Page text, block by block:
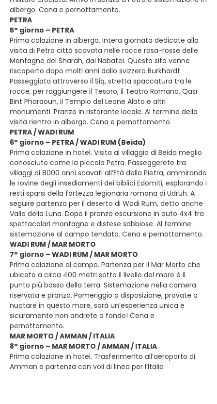
albergo. Cena e pernottamento.
PETRA
5° giorno – PETRA
Prima colazione in albergo. Intera giornata dedicate alla
visita di Petra città scavata nelle rocce rosa-rosse delle
Montagne del Sharah, dai Nabatei. Questo sito venne
riscoperto dopo molti anni dallo svizzero Burkhardt.
Passeggiata attraverso il Siq, stretta spaccatura tra le
rocce, per raggiungere il Tesoro, il Teatro Romano, Qasr
Bint Pharaoun, il Tempio del Leone Alato e altri
monumenti. Pranzo in ristorante locale. Al termine della
visita rientro in albergo. Cena e pernottamento
PETRA / WADI RUM
6° giorno – PETRA / WADI RUM (Beida)
Prima colazione in hotel. Visita al villaggio di Beida meglio
conosciuto come la piccola Petra. Passeggerete tra
villaggi di 8000 anni scavati all’Età della Pietra, ammirando
le rovine degli insediamenti dei biblici Edomiti, esplorando i
resti sparsi della fortezza legionaria romana di Udruh. A
seguire partenza per il deserto di Wadi Rum, detto anche
Valle della Luna. Dopo il pranzo escursione in auto 4x4 tra
spettacolari montagne e distese sabbiose. Al termine
sistemazione al campo tendato. Cena e pernottamento.
WADI RUM / MAR MORTO
7° giorno – WADI RUM / MAR MORTO
Prima colazione al campo. Partenza per il Mar Morto che
ubicato a circa 400 metri sotto il livello del mare è il
punto più basso della terra. Sistemazione nella camera
riservata e pranzo. Pomeriggio a disposizione, provate a
nuotare in questo mare, sarà un’esperienza unica e
sicuramente non andrete a fondo! Cena e
pernottamento.
MAR MORTO / AMMAN / ITALIA
8° giorno – MAR MORTO / AMMAN / ITALIA
Prima colazione in hotel. Trasferimento all’aeroporto di
Amman e partenza con voli di linea per l’Italia